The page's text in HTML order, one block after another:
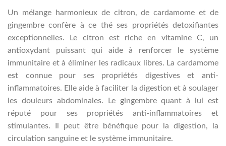
Un mélange harmonieux de citron, de cardamome et de
gingembre confère à ce thé ses propriétés detoxifiantes
exceptionnelles. Le citron est riche en vitamine C, un
antioxydant puissant qui aide à renforcer le système
immunitaire et à éliminer les radicaux libres. La cardamome
est connue pour ses propriétés digestives et anti-
inflammatoires. Elle aide à faciliter la digestion et à soulager
les douleurs abdominales. Le gingembre quant à lui est
réputé pour ses propriétés anti-inflammatoires et
stimulantes. Il peut être bénéfique pour la digestion, la
circulation sanguine et le système immunitaire.